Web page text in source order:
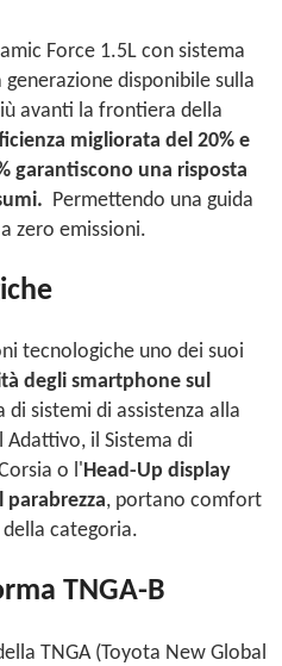
Force 1.5L con sistema
disponibile sulla
avanti la frontiera della
migliorata del 20% e
garantiscono una risposta
Permettendo una guida
zero emissioni.
tecnologiche uno dei suoi
degli smartphone sul
di sistemi di assistenza alla
il Sistema di
o l'Head-Up display
, portano comfort
categoria.
TNGA-B
TNGA (Toyota New Global